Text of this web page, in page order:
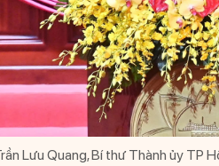
Lưu Quang, Bí thư Thành ủy TP